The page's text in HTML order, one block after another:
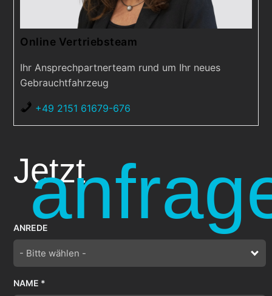
Online Vertriebsteam
Ihr Ansprechpartnerteam rund um Ihr neues
Gebrauchtfahrzeug
+49 2151 61679-676
Jetzt
ANREDE
- Bitte wählen -
NAME *